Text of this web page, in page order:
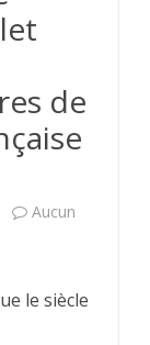
de
Aucun
le siècle